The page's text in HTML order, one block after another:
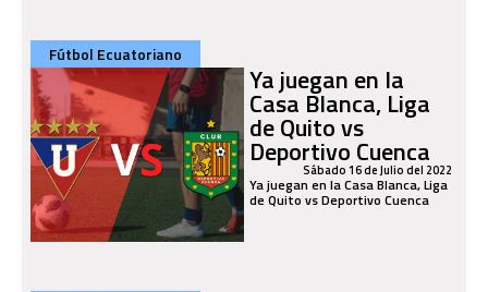
Fútbol Ecuatoriano
Ya juegan en la
Casa Blanca, Liga
de Quito vs
Deportivo Cuenca
Sábado 16 de Julio del 2022
Ya juegan en la Casa Blanca, Liga
de Quito vs Deportivo Cuenca